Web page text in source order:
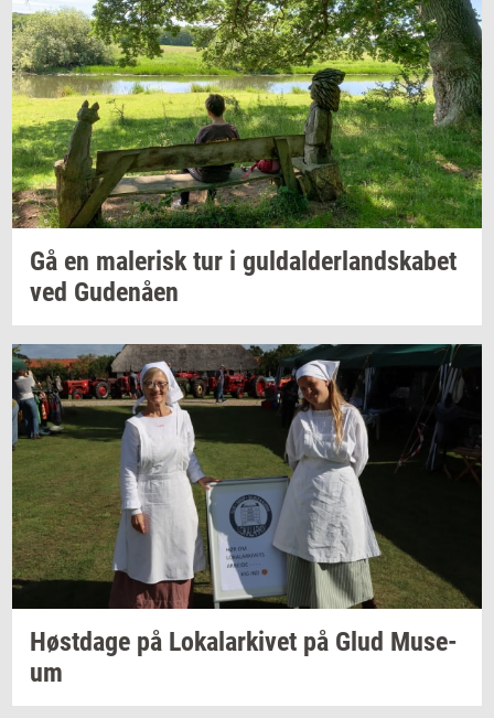
Gå en ma­le­risktur i gul­dal­der­land­ska­bet
ved Gu­denå­en
Høst­da­ge på Lo­ka­lar­ki­vet på Glud Mu­se­
um